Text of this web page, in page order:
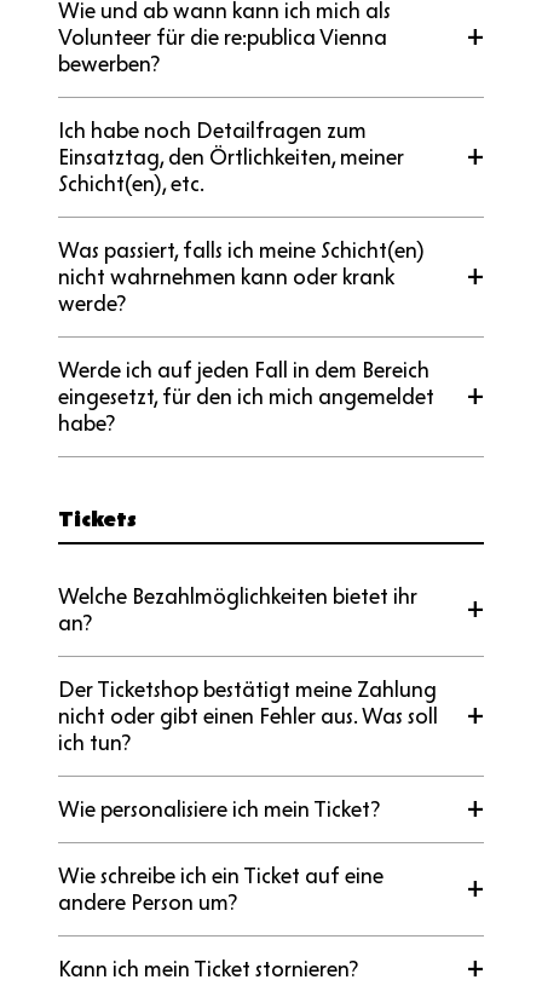
Wie und ab wann kann ich mich als
Volunteer für die re:publica Vienna
bewerben?
Ich habe noch Detailfragen zum
Einsatztag, den Örtlichkeiten, meiner
Schicht(en), etc.
Was passiert, falls ich meine Schicht(en)
nicht wahrnehmen kann oder krank
werde?
Werde ich auf jeden Fall in dem Bereich
eingesetzt, für den ich mich angemeldet
habe?
Tickets
Welche Bezahlmöglichkeiten bietet ihr
an?
Der Ticketshop bestätigt meine Zahlung
nicht oder gibt einen Fehler aus. Was soll
ich tun?
Wie personalisiere ich mein Ticket?
Wie schreibe ich ein Ticket auf eine
andere Person um?
Kann ich mein Ticket stornieren?